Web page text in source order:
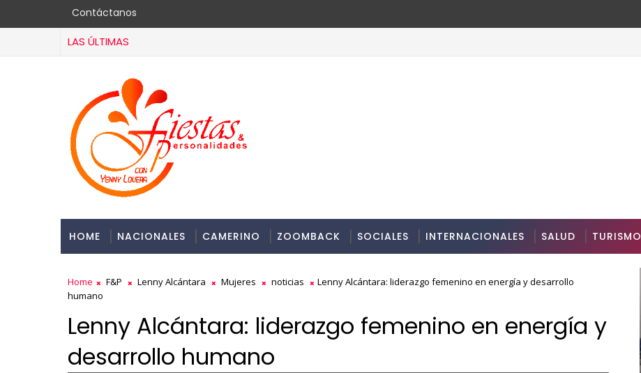
Contáctanos
LAS ÚLTIMAS
HOME NACIONALES CAMERINO ZOOMBACK SOCIALES INTERNACIONALES SALUD TURISMO
Home F&P Lenny Alcántara Mujeres noticias
Lenny Alcántara: liderazgo femenino en energía y desarrollo
humano
Lenny Alcántara: liderazgo femenino en energía y
desarrollo humano